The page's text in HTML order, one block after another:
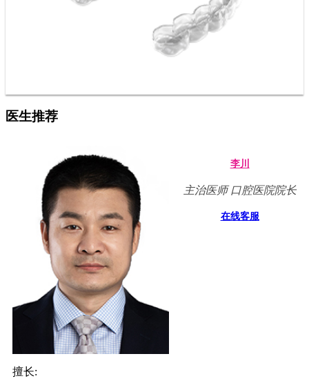
医生推荐
李川
主治医师 口腔医院院长
在线客服
擅长: